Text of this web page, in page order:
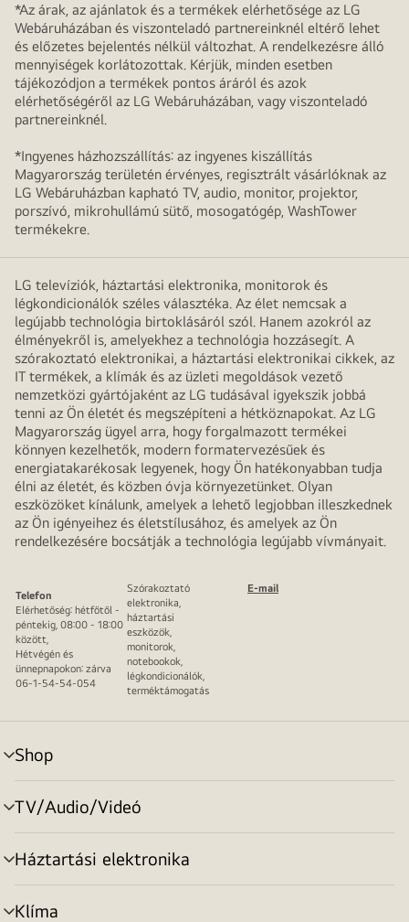
*Az árak, az ajánlatok és a termékek elérhetősége az LG
Webáruházában és viszonteladó partnereinknél eltérő lehet
és előzetes bejelentés nélkül változhat. A rendelkezésre álló
mennyiségek korlátozottak. Kérjük, minden esetben
tájékozódjon a termékek pontos áráról és azok
elérhetőségéről az LG Webáruházában, vagy viszonteladó
partnereinknél.
*Ingyenes házhozszállítás: az ingyenes kiszállítás
Magyarország területén érvényes, regisztrált vásárlóknak az
LG Webáruházban kapható TV, audio, monitor, projektor,
porszívó, mikrohullámú sütő, mosogatógép, WashTower
termékekre.
LG televíziók, háztartási elektronika, monitorok és
légkondicionálók széles választéka. Az élet nemcsak a
legújabb technológia birtoklásáról szól. Hanem azokról az
élményekről is, amelyekhez a technológia hozzásegít. A
szórakoztató elektronikai, a háztartási elektronikai cikkek, az
IT termékek, a klímák és az üzleti megoldások vezető
nemzetközi gyártójaként az LG tudásával igyekszik jobbá
tenni az Ön életét és megszépíteni a hétköznapokat. Az LG
Magyarország ügyel arra, hogy forgalmazott termékei
könnyen kezelhetők, modern formatervezésűek és
energiatakarékosak legyenek, hogy Ön hatékonyabban tudja
élni az életét, és közben óvja környezetünket. Olyan
eszközöket kínálunk, amelyek a lehető legjobban illeszkednek
az Ön igényeihez és életstílusához, és amelyek az Ön
rendelkezésére bocsátják a technológia legújabb vívmányait.
Telefon
Elérhetőség: hétfőtől -
péntekig, 08:00 - 18:00
között,
Hétvégén és
ünnepnapokon: zárva
06-1-54-54-054
Szórakoztató
elektronika,
háztartási
eszközök,
monitorok,
notebookok,
légkondicionálók,
terméktámogatás
E-mail
Shop
menu
toggle
TV/Audio/Videó
menu
toggle
Háztartási elektronika
menu
toggle
Klíma